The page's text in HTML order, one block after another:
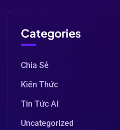
Categories
Chia Sẻ
Kiến Thức
Tin Tức AI
Uncategorized